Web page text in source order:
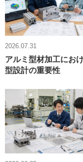
2026.07.31
アルミ型材加工にお
型設計の重要性